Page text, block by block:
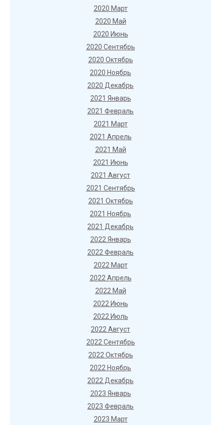
2020 Март
2020 Май
2020 Июнь
2020 Сентябрь
2020 Октябрь
2020 Ноябрь
2020 Декабрь
2021 Январь
2021 Февраль
2021 Март
2021 Апрель
2021 Май
2021 Июнь
2021 Август
2021 Сентябрь
2021 Октябрь
2021 Ноябрь
2021 Декабрь
2022 Январь
2022 Февраль
2022 Март
2022 Апрель
2022 Май
2022 Июнь
2022 Июль
2022 Август
2022 Сентябрь
2022 Октябрь
2022 Ноябрь
2022 Декабрь
2023 Январь
2023 Февраль
2023 Март